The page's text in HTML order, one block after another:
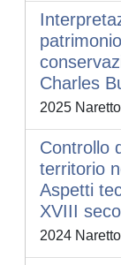
Charles
2025
Controllo
territorio
Aspetti
XVIII
2024